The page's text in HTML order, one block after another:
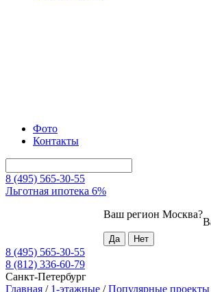
Фото
Контакты
8 (495) 565-30-55
Льготная ипотека 6%
Ваш регион Москва?
8 (495) 565-30-55
8 (812) 336-60-79
Санкт-Петербург
Главная / 1-этажные /Популярные проекты